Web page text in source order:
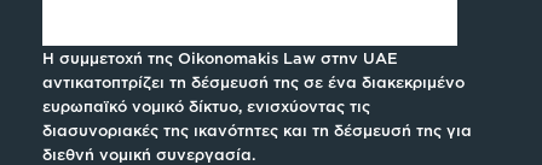
Η συμμετοχή της Oikonomakis Law στην UAE
αντικατοπτρίζει τη δέσμευσή της σε ένα διακεκριμένο
ευρωπαϊκό νομικό δίκτυο, ενισχύοντας τις
διασυνοριακές της ικανότητες και τη δέσμευσή της για
διεθνή νομική συνεργασία.